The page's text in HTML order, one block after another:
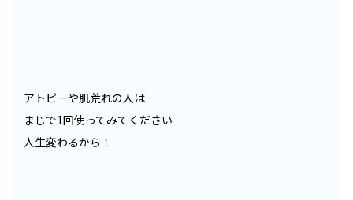
アトピーや肌荒れの人は
まじで1回使ってみてください
人生変わるから！